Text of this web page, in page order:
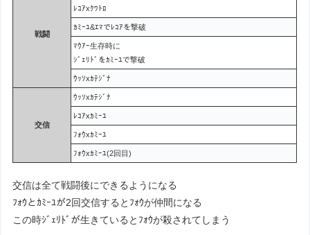
戦闘
ﾚｺｱxｸﾜﾄﾛ
ｶﾐｰﾕ&ｴﾏでﾚｺｱを撃破
ﾏｳｱｰ生存時に
ｼﾞｪﾘﾄﾞをｶﾐｰﾕで撃破
ｳｯｿxｶﾃｼﾞﾅ
交信
ｳｯｿxｶﾃｼﾞﾅ
ﾚｺｱxｶﾐｰﾕ
ﾌｫｳxｶﾐｰﾕ
ﾌｫｳxｶﾐｰﾕ(2回目)
交信は全て戦闘後にできるようになる
ﾌｫｳとｶﾐｰﾕが2回交信するとﾌｫｳが仲間になる
この時ｼﾞｪﾘﾄﾞが生きているとﾌｫｳが殺されてしまう